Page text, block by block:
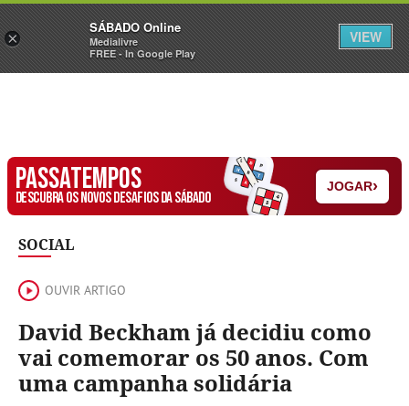
Sábado Assine Iniciar Sessão
PASSATEMPOS
DESCUBRA OS NOVOS DESAFIOS DA SÁBADO
JOGAR›
SOCIAL
OUVIR ARTIGO
David Beckham já decidiu como
vai comemorar os 50 anos. Com
uma campanha solidária
×
SÁBADO Online
Medialivre
FREE - In Google Play
VIEW